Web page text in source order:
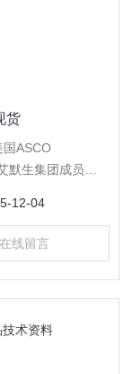
货
ASCO
生集团成员，
30家现货，为客
12-04
在线留言